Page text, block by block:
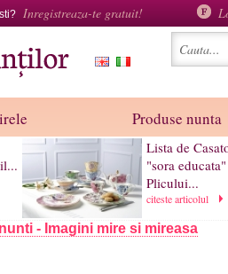
Inregistreaza-te gratuit!
Produse nunta
Lista de
"sora
Plicului...
citeste articolul
- Imagini mire si mireasa